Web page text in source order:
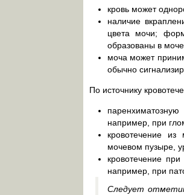
кровь может
наличие
цвета мочи;
образованы в
моча может
обычно
По источнику
паренхиматозную
например, при
кровотечение из
мочевом пузыре,
кровотечение
например, при
Следует